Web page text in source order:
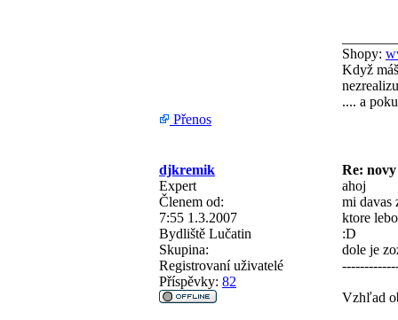
Shopy:
Když
.... a
Přenos
djkremik
Re:
Expert
Členem od:
7:55 1.3.2007
Bydliště Lučatin
Skupina:
Registrovaní uživatelé
Příspěvky: 82
ahoj
mi davas
ktore
:D
dole je
Vzhľad